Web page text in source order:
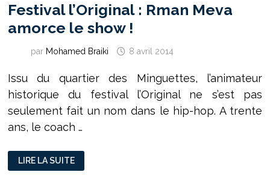
Festival l’Original : Rman Meva
amorce le show !
par Mohamed Braiki 8 avril 2014
Issu du quartier des Minguettes, l’animateur
historique du festival l’Original ne s’est pas
seulement fait un nom dans le hip-hop. A trente
ans, le coach …
FESTIVAL
L’ORIGINAL
:
LIRE LA SUITE